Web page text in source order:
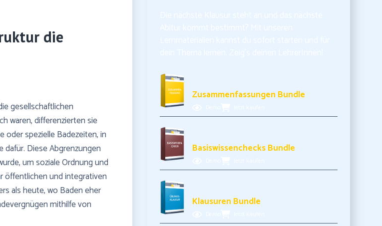
die
gesellschaftlichen
waren, differenzierten sie
oder spezielle Badezeiten, in
Diese Abgrenzungen
um soziale Ordnung und
öffentlichen und integrativen
als heute, wo Baden eher
mithilfe von
Zusammenfassungen Bundle
Basiswissenchecks Bundle
Klausuren Bundle